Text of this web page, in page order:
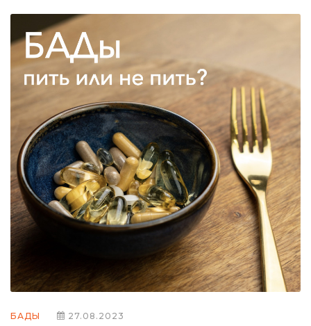
БАДЫ 27.08.2023